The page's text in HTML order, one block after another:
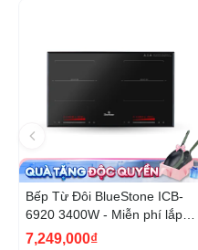
Bếp Từ Đôi BlueStone ICB-
6920 3400W - Miễn phí lắp
đặt, cắt đá
7,249,000₫